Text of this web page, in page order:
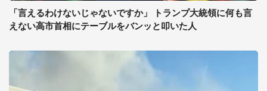
「言えるわけないじゃないですか」 トランプ大統領に何も言
えない高市首相にテーブルをバンッと叩いた人